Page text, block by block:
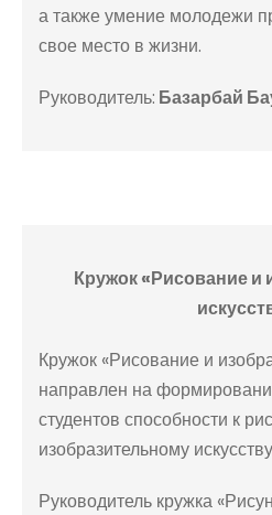
а также умение молодежи
свое место в жизни.
Руководитель: Базарбай
Кружок «Рисование и
Кружок «Рисование и
направлен на
студентов способности к
изобразительному
Руководитель кружка